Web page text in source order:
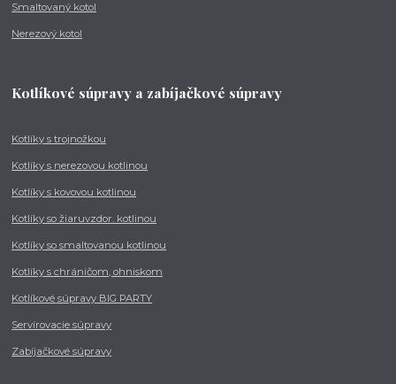
Smaltovaný kotol
Nerezový kotol
Kotlíkové súpravy a zabíjačkové súpravy
Kotlíky s trojnožkou
Kotlíky s nerezovou kotlinou
Kotlíky s kovovou kotlinou
Kotlíky so žiaruvzdor. kotlinou
Kotlíky so smaltovanou kotlinou
Kotlíky s chráničom, ohniskom
Kotlíkové súpravy BIG PARTY
Servírovacie súpravy
Zabíjačkové súpravy